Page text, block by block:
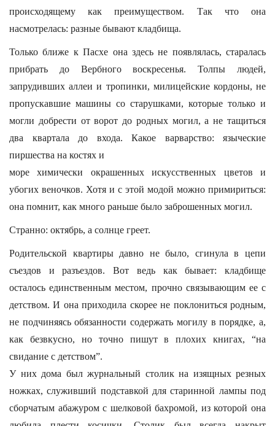
происходящему как преимуществом. Так что она
насмотрелась: разные бывают кладбища.
Только ближе к Пасхе она здесь не появлялась, старалась
прибрать до Вербного воскресенья. Толпы людей,
запрудивших аллеи и тропинки, милицейские кордоны, не
пропускавшие машины со старушками, которые только и
могли добрести от ворот до родных могил, а не тащиться
два квартала до входа. Какое варварство: языческие
пиршества на костях и
море химически окрашенных искусственных цветов и
убогих веночков. Хотя и с этой модой можно примириться:
она помнит, как много раньше было заброшенных могил.
Странно: октябрь, а солнце греет.
Родительской квартиры давно не было, сгинула в цепи
съездов и разъездов. Вот ведь как бывает: кладбище
осталось единственным местом, прочно связывающим ее с
детством. И она приходила скорее не поклониться родным,
не подчиняясь обязанности содержать могилу в порядке, а,
как безвкусно, но точно пишут в плохих книгах, “на
свидание с детством”.
У них дома был журнальный столик на изящных резных
ножках, служивший подставкой для старинной лампы под
сборчатым абажуром с шелковой бахромой, из которой она